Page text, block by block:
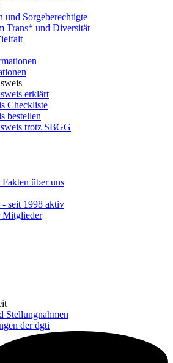
und Sorgeberechtigte
Trans* und Diversität
erklärt
Checkliste
bestellen
trotz SBGG
über uns
seit 1998 aktiv
Mitglieder
Stellungnahmen
der dgti